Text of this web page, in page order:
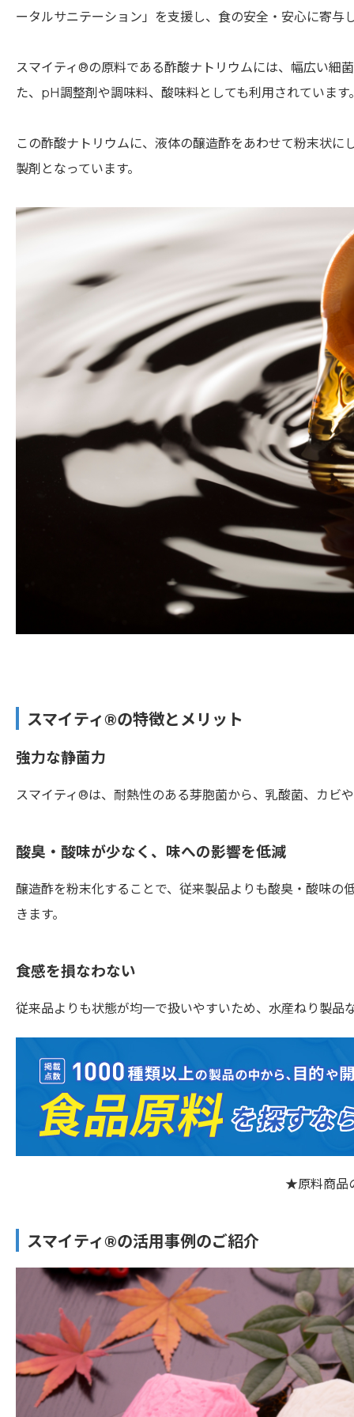
ータルサニテーション」を支援し、食の安全・安心に寄与
スマイティ®︎の原料である酢酸ナトリウムには、幅広い細
た、pH調整剤や調味料、酸味料としても利用されています
この酢酸ナトリウムに、液体の醸造酢をあわせて粉末状
製剤となっています。
スマイティ®︎の特徴とメリット
強力な静菌力
スマイティ®︎は、耐熱性のある芽胞菌から、乳酸菌、カビ
酸臭・酸味が少なく、味への影響を低減
醸造酢を粉末化することで、従来製品よりも酸臭・酸味
きます。
食感を損なわない
従来品よりも状態が均一で扱いやすいため、水産ねり製
★原料商品
スマイティ®︎の活用事例のご紹介